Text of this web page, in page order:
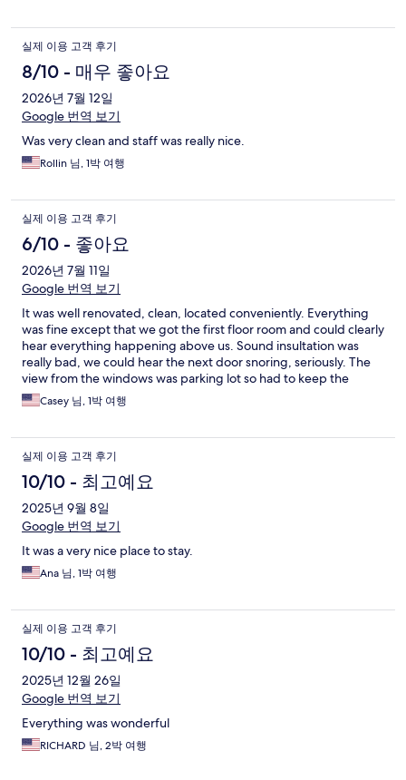
실제 이용 고객 후기
8/10 - 매우 좋아요
2026년 7월 12일
Google 번역 보기
Was very clean and staff was really nice.
Rollin 님, 1박 여행
실제 이용 고객 후기
6/10 - 좋아요
2026년 7월 11일
Google 번역 보기
It was well renovated, clean, located conveniently. Everything
was fine except that we got the first floor room and could clearly
hear everything happening above us. Sound insultation was
really bad, we could hear the next door snoring, seriously. The
view from the windows was parking lot so had to keep the
blinds down all time. Not terrible but overpriced.
Casey 님, 1박 여행
실제 이용 고객 후기
10/10 - 최고예요
2025년 9월 8일
Google 번역 보기
It was a very nice place to stay.
Ana 님, 1박 여행
실제 이용 고객 후기
10/10 - 최고예요
2025년 12월 26일
Google 번역 보기
Everything was wonderful
RICHARD 님, 2박 여행